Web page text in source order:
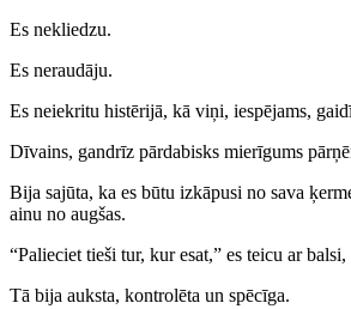
Es nekliedzu.
Es neraudāju.
Es neiekritu histērijā, kā viņi, iespējams,
Dīvains, gandrīz pārdabisks mierīgums
Bija sajūta, ka es būtu izkāpusi no sava
ainu no augšas.
“Palieciet tieši tur, kur esat,” es teicu ar
Tā bija auksta, kontrolēta un spēcīga.